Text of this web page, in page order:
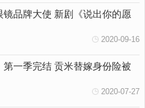
镜品牌大使 新剧《说出你的愿
2020-09-16
第一季完结 贡米替嫁身份险被
2020-07-27